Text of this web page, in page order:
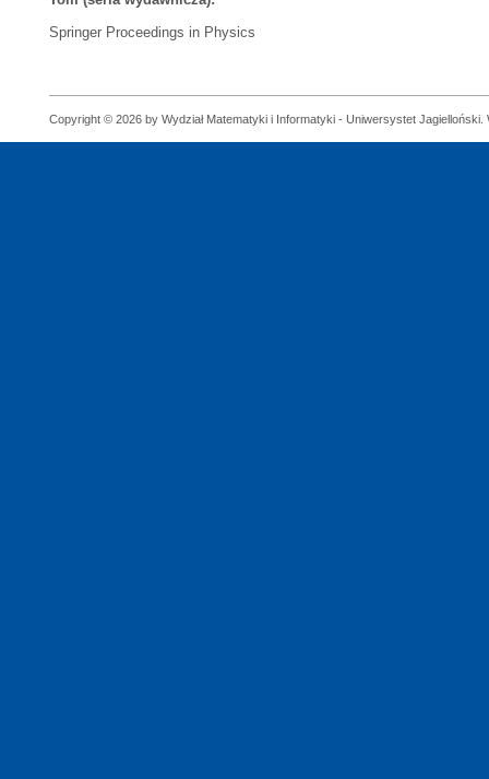
Springer Proceedings in Physics
Copyright © 2026 by Wydział Matematyki i Informatyki - Uniwersystet